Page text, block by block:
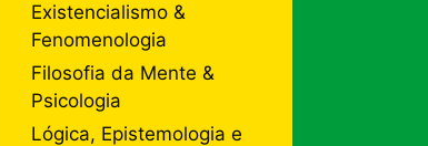
Existencialismo &
Fenomenologia
Filosofia da Mente &
Psicologia
Lógica, Epistemologia e